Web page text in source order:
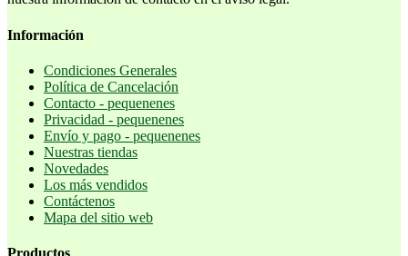
Información
Condiciones Generales
Política de Cancelación
Contacto - pequenenes
Privacidad - pequenenes
Envío y pago - pequenenes
Nuestras tiendas
Novedades
Los más vendidos
Contáctenos
Mapa del sitio web